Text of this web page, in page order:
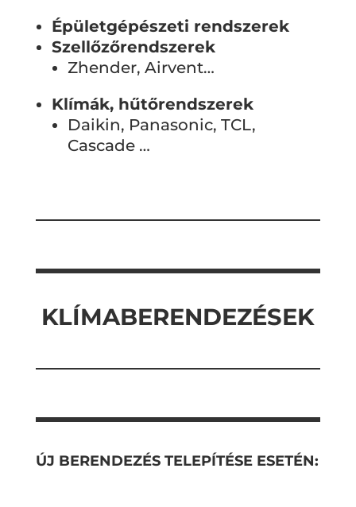
Épületgépészeti rendszerek
Szellőzőrendszerek
Zhender, Airvent…
Klímák, hűtőrendszerek
Daikin, Panasonic, TCL,
Cascade …
KLÍMABERENDEZÉSEK
ÚJ BERENDEZÉS TELEPÍTÉSE ESETÉN: